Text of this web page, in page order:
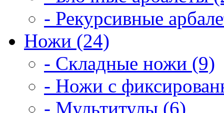
- Рекурсивные
Ножи (24)
- Складные ножи (9)
- Ножи с
- Мультитулы (6)